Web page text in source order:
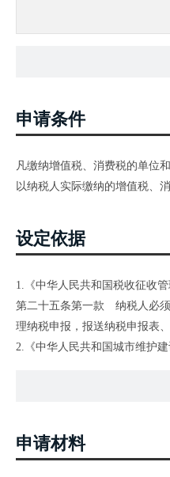
申请条件
凡缴纳增值税、消费税的单位
以纳税人实际缴纳的增值税、
设定依据
1.《中华人民共和国税收征收管
第二十五条第一款 纳税人必须
理纳税申报，报送纳税申报表
2.《中华人民共和国城市维护建
文）的规定，缴纳农村教育事
申请材料